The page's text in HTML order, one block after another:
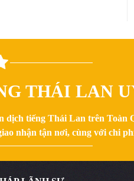
THÁI LAN
dịch tiếng Thái Lan trên Toàn
nhận tận nơi, cùng với chi